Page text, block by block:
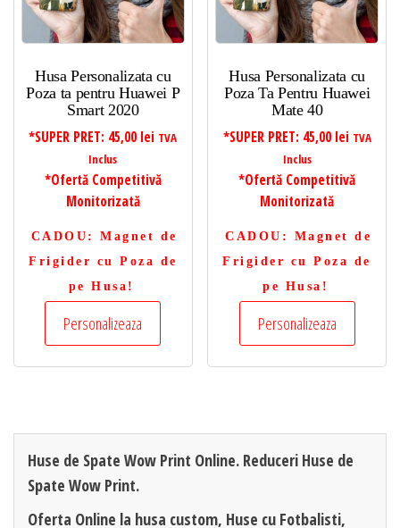
Husa Personalizata cu
Poza ta pentru Huawei P
Smart 2020
*SUPER PRET: 45,00 lei TVA
Inclus
*Ofertă Competitivă
Monitorizată
CADOU : Magnet de
Frigider cu Poza de
pe Husa!
Personalizeaza
Husa Personalizata cu
Poza Ta Pentru Huawei
Mate 40
*SUPER PRET: 45,00 lei TVA
Inclus
*Ofertă Competitivă
Monitorizată
CADOU : Magnet de
Frigider cu Poza de
pe Husa!
Personalizeaza
Huse de Spate Wow Print Online. Reduceri Huse de
Spate Wow Print.
Oferta Online la husa custom, Huse cu Fotbalisti,